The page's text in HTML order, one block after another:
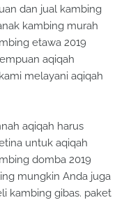
dan jual kambing
kambing murah
etawa 2019
aqiqah
melayani aqiqah
aqiqah harus
untuk aqiqah
domba 2019
mungkin Anda juga
kambing gibas. paket